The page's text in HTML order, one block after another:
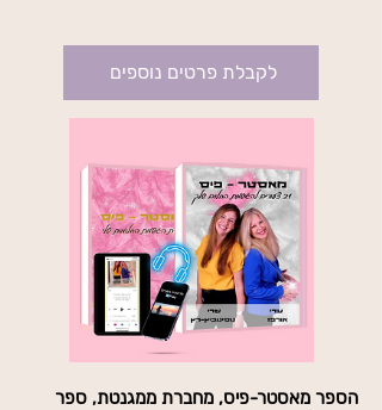
לקבלת פרטים נוספים
הספר מאסטר-פיס, מחברת ממגנטת, ספר